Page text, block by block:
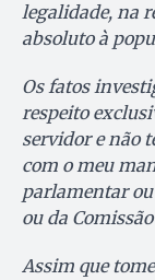
legalidade, na
absoluto à
Os fatos
respeito
servidor e não
com o meu
parlamentar
ou da
Assim que